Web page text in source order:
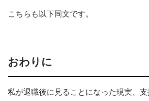
こちらも以下同文です。
おわりに
私が退職後に見ることになった現実、